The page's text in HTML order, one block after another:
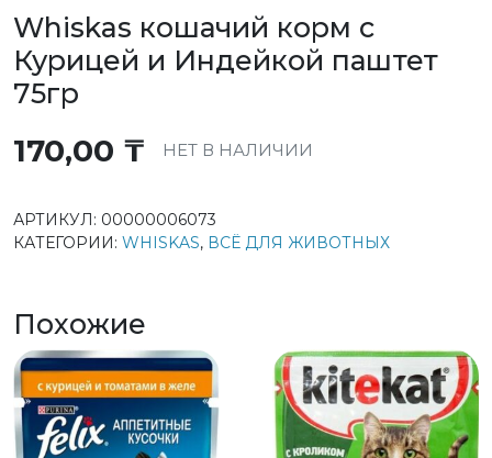
Whiskas кошачий корм с
Курицей и Индейкой паштет
75гр
170,00 ₸ НЕТ В НАЛИЧИИ
АРТИКУЛ: 00000006073
КАТЕГОРИИ: WHISKAS, ВСЁ ДЛЯ ЖИВОТНЫХ
Похожие